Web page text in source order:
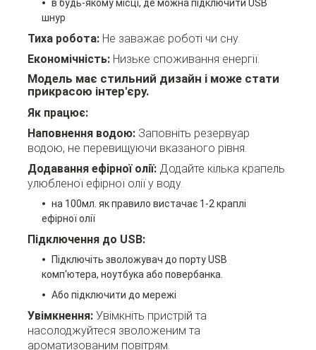
в будь-якому місці, де можна підключити USB
шнур
Тиха робота: Не заважає роботі чи сну.
Економічність: Низьке споживання енергії.
Модель має стильний дизайн і може стати
прикрасою інтер'єру.
Як працює:
Наповнення водою:Заповніть резервуар
водою, не перевищуючи вказаного рівня.
Додавання ефірної олії: Додайте кілька крапель
улюбленої ефірної олії у воду.
на 100мл. як правило вистачає 1-2 краплі
ефірної олії
Підключення до USB:
Підключіть зволожувач до порту USB
комп'ютера, ноутбука або повербанка.
Або підключити до мережі
Увімкнення: Увімкніть пристрій та
насолоджуйтеся зволоженим та
ароматизованим повітрям.